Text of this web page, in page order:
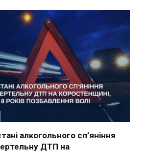
алкогольного сп’яніння
ДТП на